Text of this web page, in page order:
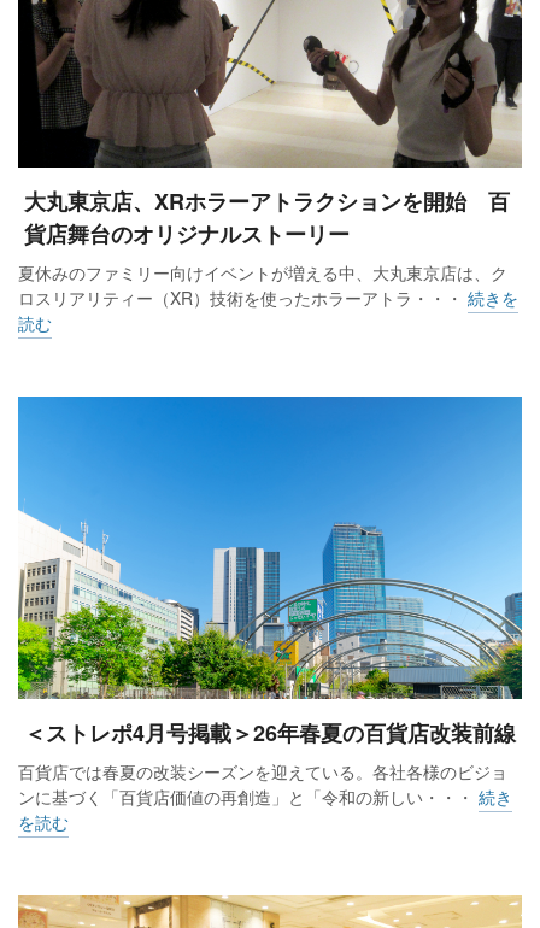
湘北短期大学や東京農業大学と連携してイベントを開催
――本厚木ミロードは産官学と連携し、地域共生に注力され
ているようですが。
年間続けてこられたのは、地域の皆様に支えられてきたから
こそです。行政、企業、学校などと連携して地域と共生した
取り組みをしてきたことが、我々の施設にとって大きな強み
になっています。
とでより結びつきが強まり、文化芸術に関するイベントを定
期的に開催するようになりました。
地元とは、地域の事業者が中心となって組織されている「あ
つぎエリアマネジメント」に協力して共同でイベントを開催
したほか、つい最近では、Jリーグ入りを目指して厚木をホー
とサポートカンパニー契約を締結し、地域とのコネクション
を広げました。
ペースのミロにわで開催しており、湘北短期大学は湘北祭で
大丸東京店、XRホラーアトラクションを開始 百
貨店舞台のオリジナルストーリー
夏休みのファミリー向けイベントが増える中、大丸東京店は、ク
ロスリアリティー（XR）技術を使ったホラーアトラ・・・ 続きを
読む
＜ストレポ4月号掲載＞26年春夏の百貨店改装前線
百貨店では春夏の改装シーズンを迎えている。各社各様のビジョ
ンに基づく「百貨店価値の再創造」と「令和の新しい・・・ 続き
を読む